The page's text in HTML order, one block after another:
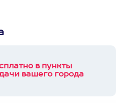
в пункты
вашего города